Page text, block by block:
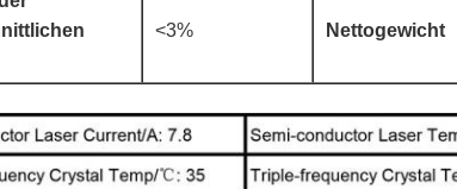
<3% Nettogewicht